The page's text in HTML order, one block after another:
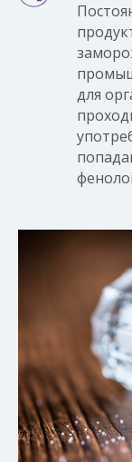
для